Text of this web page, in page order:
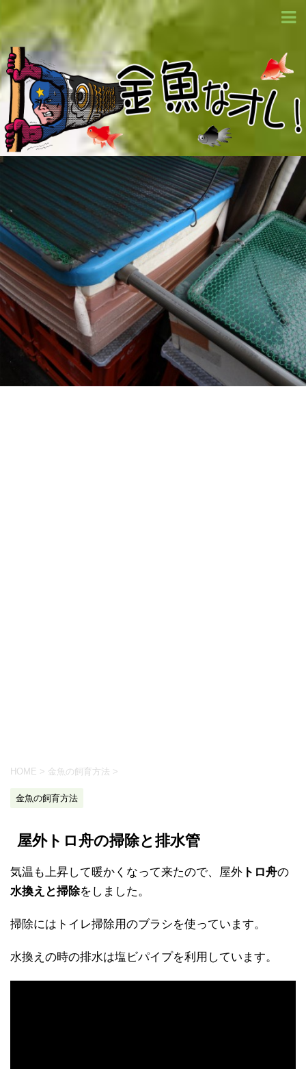
HOME > 金魚の飼育方法 >
金魚の飼育方法
屋外トロ舟の掃除と排水管
気温も上昇して暖かくなって来たので、屋外 トロ舟の
水換えと掃除をしました。
掃除にはトイレ掃除用のブラシを使っています。
水換えの時の排水は塩ビパイプを利用しています。